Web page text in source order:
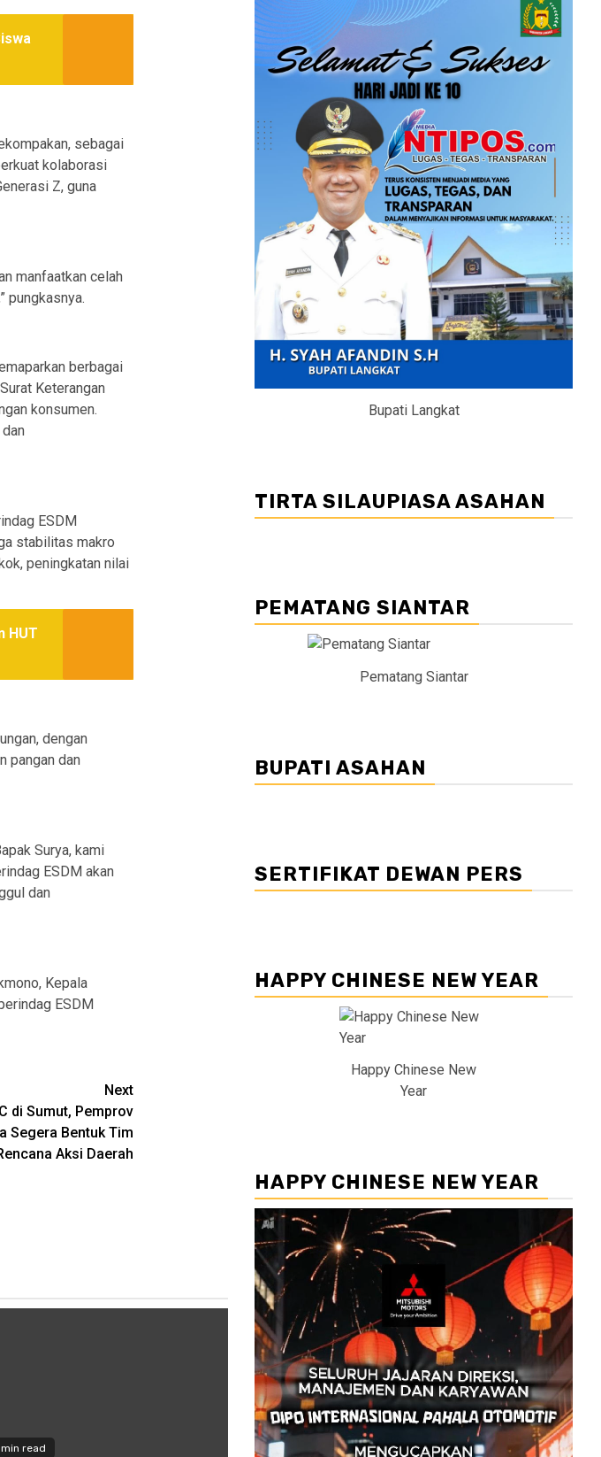
sebagai
kolaborasi
Z, guna
manfaatkan celah
pungkasnya.
berbagai
Keterangan
konsumen.
ESDM
stabilitas makro
peningkatan nilai
HUT
dengan
pangan dan
Surya, kami
ESDM akan
dan
Kepala
ESDM
Next
di Sumut, Pemprov
Segera Bentuk Tim
Aksi Daerah
read
Bupati Langkat
TIRTA SILAUPIASA ASAHAN
PEMATANG SIANTAR
Pematang Siantar
BUPATI ASAHAN
SERTIFIKAT DEWAN PERS
HAPPY CHINESE NEW YEAR
Happy Chinese New
Year
HAPPY CHINESE NEW YEAR